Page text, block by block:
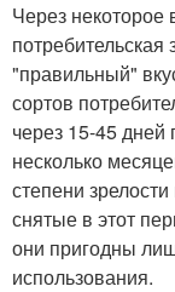
Через некоторое
"правильный"
сортов
через 15-45 дней
несколько
степени
снятые в этот
они пригодны
использования.